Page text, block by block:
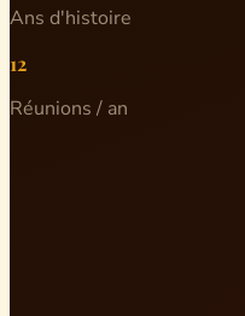
Ans d'histoire
12
Réunions / an